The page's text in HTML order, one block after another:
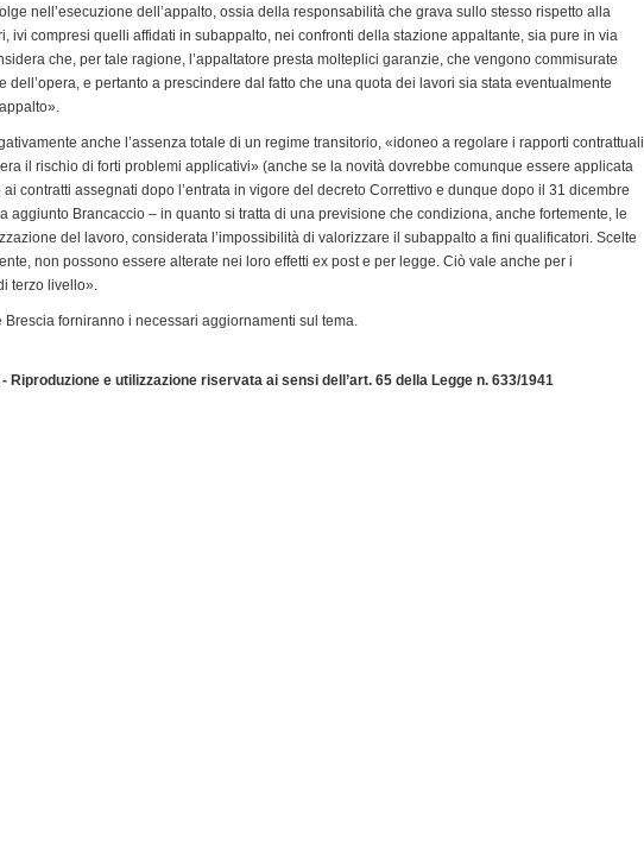
nell’esecuzione dell’appalto, ossia della responsabilità che grava sullo stesso rispetto alla
ivi compresi quelli affidati in subappalto, nei confronti della stazione appaltante, sia pure in via
che, per tale ragione, l’appaltatore presta molteplici garanzie, che vengono commisurate
dell’opera, e pertanto a prescindere dal fatto che una quota dei lavori sia stata eventualmente
anche l’assenza totale di un regime transitorio, «idoneo a regolare i rapporti contrattuali
il rischio di forti problemi applicativi» (anche se la novità dovrebbe comunque essere applicata
contratti assegnati dopo l’entrata in vigore del decreto Correttivo e dunque dopo il 31 dicembre
aggiunto Brancaccio – in quanto si tratta di una previsione che condiziona, anche fortemente, le
del lavoro, considerata l’impossibilità di valorizzare il subappalto a fini qualificatori. Scelte
non possono essere alterate nei loro effetti ex post e per legge. Ciò vale anche per i
terzo livello».
Brescia forniranno i necessari aggiornamenti sul tema.
Riproduzione e utilizzazione riservata ai sensi dell’art. 65 della Legge n. 633/1941